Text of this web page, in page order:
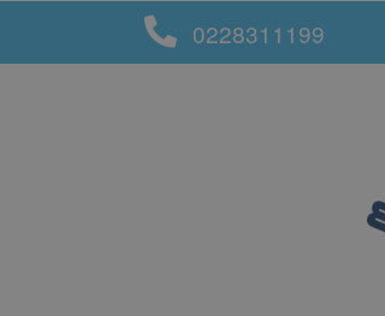
0228311199